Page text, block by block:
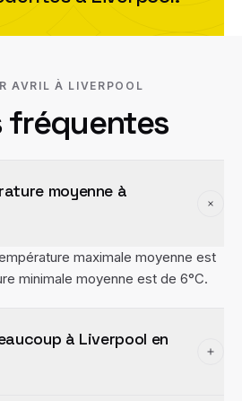
AVRIL À LIVERPOOL
fréquentes
moyenne à
maximale moyenne est
minimale moyenne est de 6°C.
à Liverpool en